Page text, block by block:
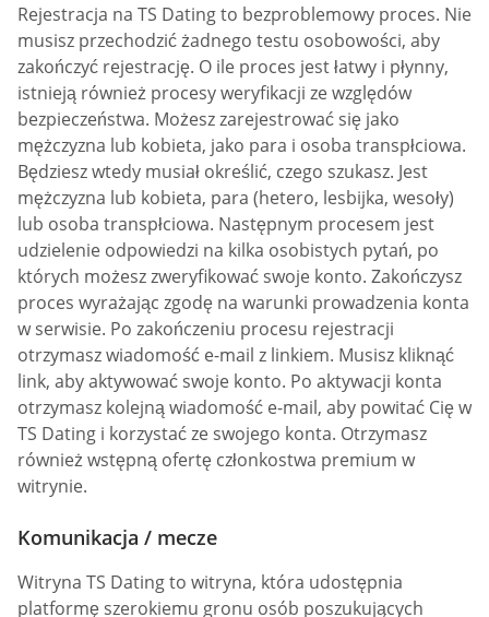
Rejestracja na TS Dating to bezproblemowy proces. Nie
musisz przechodzić żadnego testu osobowości, aby
zakończyć rejestrację. O ile proces jest łatwy i płynny,
istnieją również procesy weryfikacji ze względów
bezpieczeństwa. Możesz zarejestrować się jako
mężczyzna lub kobieta, jako para i osoba transpłciowa.
Będziesz wtedy musiał określić, czego szukasz. Jest
mężczyzna lub kobieta, para (hetero, lesbijka, wesoły)
lub osoba transpłciowa. Następnym procesem jest
udzielenie odpowiedzi na kilka osobistych pytań, po
których możesz zweryfikować swoje konto. Zakończysz
proces wyrażając zgodę na warunki prowadzenia konta
w serwisie. Po zakończeniu procesu rejestracji
otrzymasz wiadomość e-mail z linkiem. Musisz kliknąć
link, aby aktywować swoje konto. Po aktywacji konta
otrzymasz kolejną wiadomość e-mail, aby powitać Cię w
TS Dating i korzystać ze swojego konta. Otrzymasz
również wstępną ofertę członkostwa premium w
witrynie.
Komunikacja / mecze
Witryna TS Dating to witryna, która udostępnia
platformę szerokiemu gronu osób poszukujących